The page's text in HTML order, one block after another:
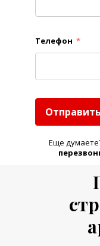
Телефон *
Отправить
Еще